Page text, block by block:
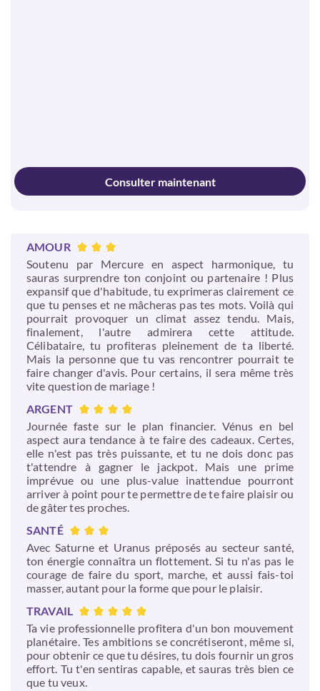
Consulter maintenant
AMOUR
Soutenu par Mercure en aspect harmonique, tu
sauras surprendre ton conjoint ou partenaire ! Plus
expansif que d'habitude, tu exprimeras clairement ce
que tu penses et ne mâcheras pas tes mots. Voilà qui
pourrait provoquer un climat assez tendu. Mais,
finalement, l'autre admirera cette attitude.
Célibataire, tu profiteras pleinement de ta liberté.
Mais la personne que tu vas rencontrer pourrait te
faire changer d'avis. Pour certains, il sera même très
vite question de mariage !
ARGENT
Journée faste sur le plan financier. Vénus en bel
aspect aura tendance à te faire des cadeaux. Certes,
elle n'est pas très puissante, et tu ne dois donc pas
t'attendre à gagner le jackpot. Mais une prime
imprévue ou une plus-value inattendue pourront
arriver à point pour te permettre de te faire plaisir ou
de gâter tes proches.
SANTÉ
Avec Saturne et Uranus préposés au secteur santé,
ton énergie connaîtra un flottement. Si tu n'as pas le
courage de faire du sport, marche, et aussi fais-toi
masser, autant pour la forme que pour le plaisir.
TRAVAIL
Ta vie professionnelle profitera d'un bon mouvement
planétaire. Tes ambitions se concrétiseront, même si,
pour obtenir ce que tu désires, tu dois fournir un gros
effort. Tu t'en sentiras capable, et sauras très bien ce
que tu veux.